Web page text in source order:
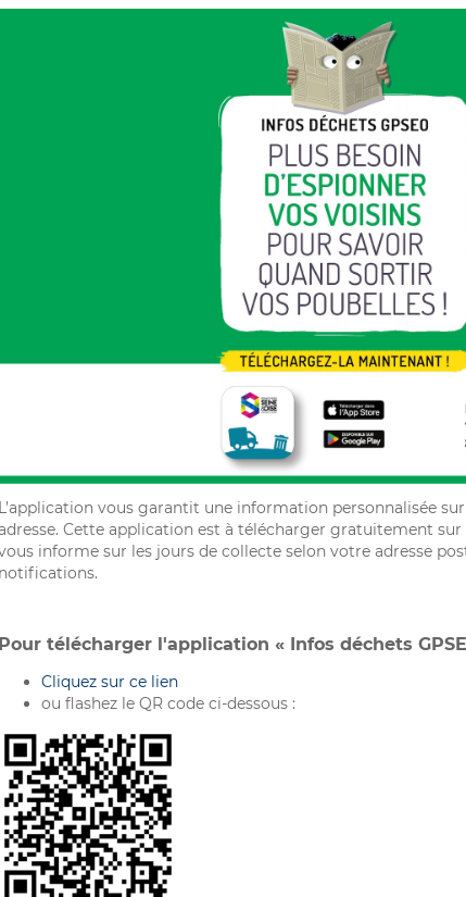
L’application vous garantit une information personnalisée
Cette application est à télécharger gratuitement
informe sur les jours de collecte selon votre adresse
notifications.
Pour télécharger l'application « Infos déchets
Cliquez sur ce lien
ou flashez le QR code ci-dessous :